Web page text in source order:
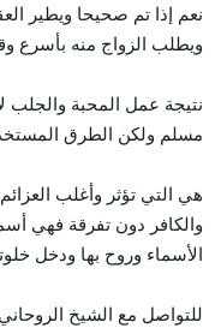
نعم إذا تم صحيحا ويطير
ويطلب الزواج منه بأسرع
نتيجة عمل المحبة والجلب
مسلم ولكن الطرق
هي التي تؤثر وأغلب
والكافر دون تفرقة فهي
الأسماء وروح بها ودخل
للتواصل مع الشيخ